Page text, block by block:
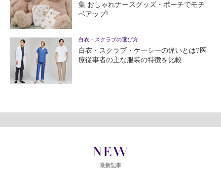
集 おしゃれナースグッズ・ポーチでモチ
ベアップ!
白衣・スクラブの選び方
白衣・スクラブ・ケーシーの違いとは?医
療従事者の主な服装の特徴を比較
NEW
最新記事